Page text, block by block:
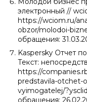
электронный //
https://wciom.ru/
obzor/molodoi-
обращения:
Kaspersky Отчет
Текст:
https://
predstavila-otchet-
vyimogatelej/
обращения: